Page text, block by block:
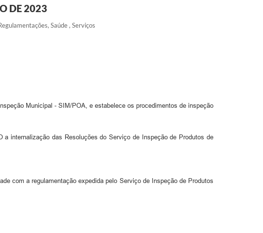
DE 2023
Saúde , Serviços
Municipal - SIM/POA, e estabelece os procedimentos de inspeção
internalização das Resoluções do Serviço de Inspeção de Produtos de
com a regulamentação expedida pelo Serviço de Inspeção de Produtos